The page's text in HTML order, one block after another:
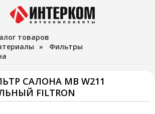
товаров
» Фильтры
САЛОНА MB W211
FILTRON